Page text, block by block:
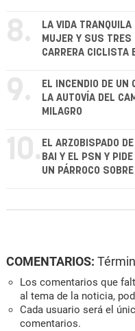
8.
LA VIDA
MUJER Y SUS
CARRERA CICLISTA
9.
EL INCENDIO DE UN
LA AUTOVÍA DEL
MILAGRO
10. EL ARZOBISPADO
BAI Y EL PSN Y
UN PÁRROCO
COMENTARIOS:
Los comentarios que
al tema de la noticia,
Cada usuario será el
comentarios.